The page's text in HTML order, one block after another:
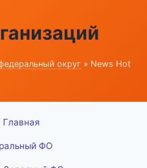
округ » News Hot
Главная
ФО